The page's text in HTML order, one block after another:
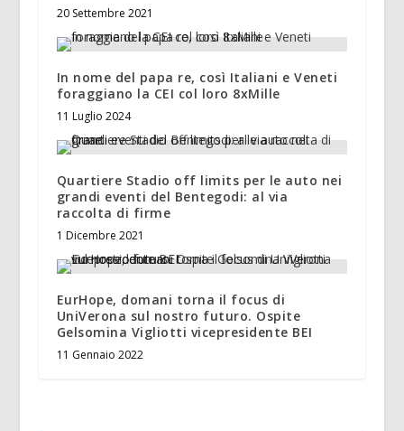
20 Settembre 2021
In nome del papa re, così Italiani e Veneti
foraggiano la CEI col loro 8xMille
11 Luglio 2024
Quartiere Stadio off limits per le auto nei
grandi eventi del Bentegodi: al via
raccolta di firme
1 Dicembre 2021
EurHope, domani torna il focus di
UniVerona sul nostro futuro. Ospite
Gelsomina Vigliotti vicepresidente BEI
11 Gennaio 2022